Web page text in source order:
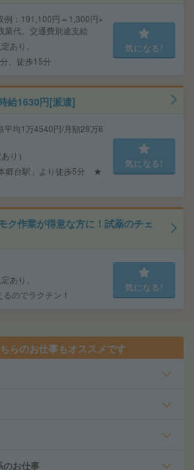
例：191,100円＝1,300円×
業代、交通費別途支給
あり。
、徒歩15分
気になる!
給1630円[派遣]
均1万4540円/月額29万6
り）
郷台駅」より徒歩5分 ★
気になる!
ク作業が得意な方に！試薬のチェ
あり。
のでラクチン！
気になる!
らのお仕事もオススメです
のお仕事